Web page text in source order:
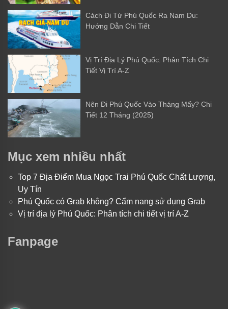
Cách Đi Từ Phú Quốc Ra Nam Du:
Hướng Dẫn Chi Tiết
Vị Trí Địa Lý Phú Quốc: Phân Tích Chi
Tiết Vị Trí A-Z
Nên Đi Phú Quốc Vào Tháng Mấy? Chi
Tiết 12 Tháng (2025)
Mục xem nhiều nhất
Top 7 Địa Điểm Mua Ngọc Trai Phú Quốc Chất Lượng,
Uy Tín
Phú Quốc có Grab không? Cẩm nang sử dụng Grab
Vị trí địa lý Phú Quốc: Phân tích chi tiết vị trí A-Z
Fanpage